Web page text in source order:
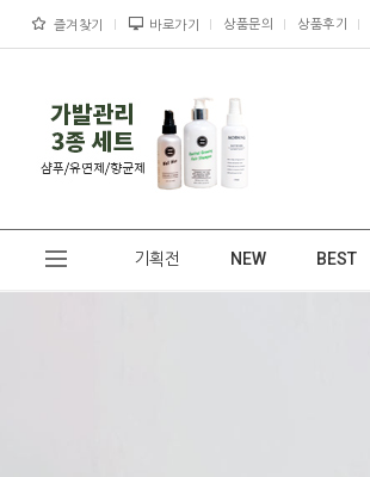
즐겨찾기 바로가기 상품문의 상품후기
기획전 NEW BEST